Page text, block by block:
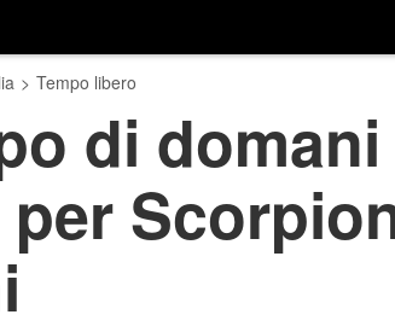
> Tempo libero
di